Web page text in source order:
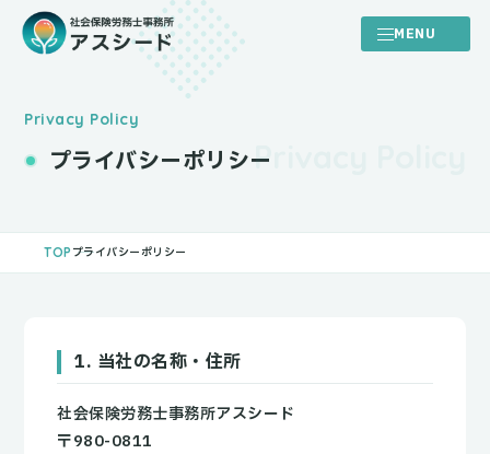
Privacy Policy
プライバシーポリシー
TOP プライバシーポリシー
1. 当社の名称・住所
社会保険労務士事務所アスシード
〒980-0811